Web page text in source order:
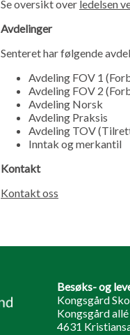
Se oversikt over ledelsen
Avdelinger
Senteret har følgende
Avdeling FOV 1
Avdeling FOV 2
Avdeling Norsk
Avdeling Praksis
Avdeling TOV
Inntak og merkantil
Kontakt
Kontakt oss
Besøks- og
Kongsgård
Kongsgård
4631